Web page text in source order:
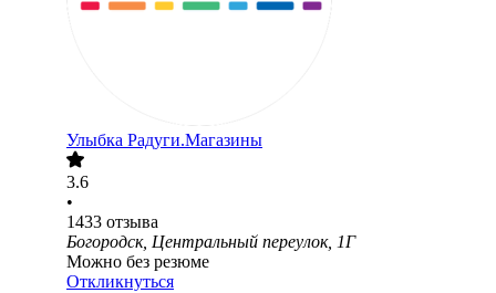
Улыбка Радуги.Магазины
3.6
•
1433 отзыва
Богородск, Центральный переулок, 1Г
Можно без резюме
Откликнуться